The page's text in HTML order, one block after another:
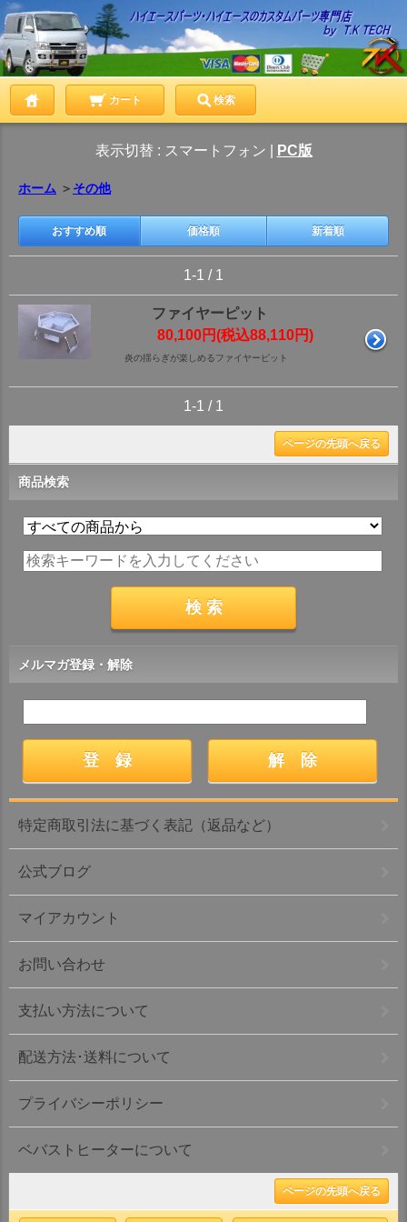
カート 検索
表示切替 : スマートフォン PC版
ホーム ＞ その他
おすすめ順 価格順 新着順
1-1 / 1
ファイヤーピット
80,100円(税込88,110円)
炎の揺らぎが楽しめるファイヤーピット
1-1 / 1
ページの先頭へ戻る
商品検索
メルマガ登録・解除
特定商取引法に基づく表記（返品など）
公式ブログ
マイアカウント
お問い合わせ
支払い方法について
配送方法･送料について
プライバシーポリシー
ベバストヒーターについて
ページの先頭へ戻る